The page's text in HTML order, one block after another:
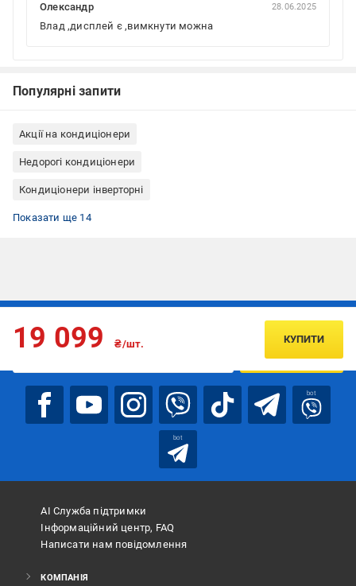
Олександр 28.06.2025
Влад ,дисплей є ,вимкнути можна
Популярні запити
Акції на кондиціонери
Недорогі кондиціонери
Кондиціонери інверторні
Спліт-системи
Кондиціонери OLMO
Кондиціонери з обігрівом
Кондиціонери з турборежимом
Кондиціонери з осушенням повітря
Кондиціонери з нічним режимом (тихие)
Кондиціонери з самодіагностикою
Кондиціонери з вентиляцією
Кондиціонери i-Feel
Недорогі інверторні кондиціонери
Кондиціонери з таймером
Настінні кондиціонери
Інверторні спліт-системи
Кондиціонери на 35 м²
Показати ще 14
19 099 ₴/шт. КУПИТИ
Підписуйтесь, щоб дізнаватись першим про акції та пропозиції
ПІДПИСАТИСЯ
bot
bot
АІ Служба підтримки
Інформаційний центр, FAQ
Написати нам повідомлення
КОМПАНІЯ